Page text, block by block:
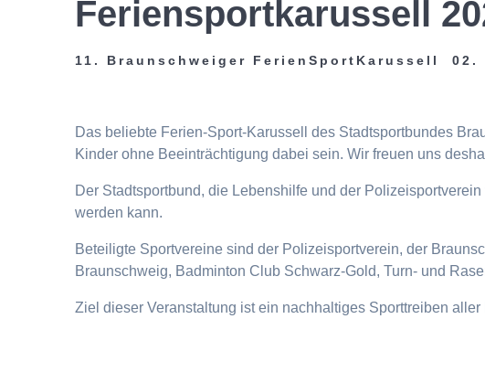
Feriensportkarussell
11. Braunschweiger FerienSportKarussell 02.
Das beliebte Ferien-Sport-Karussell des Stadtsportbundes
Kinder ohne Beeinträchtigung dabei sein. Wir freuen uns
Der Stadtsportbund, die Lebenshilfe und der
werden kann.
Beteiligte Sportvereine sind der Polizeisportverein, der
Braunschweig, Badminton Club Schwarz-Gold, Turn- und
Ziel dieser Veranstaltung ist ein nachhaltiges Sporttreiben